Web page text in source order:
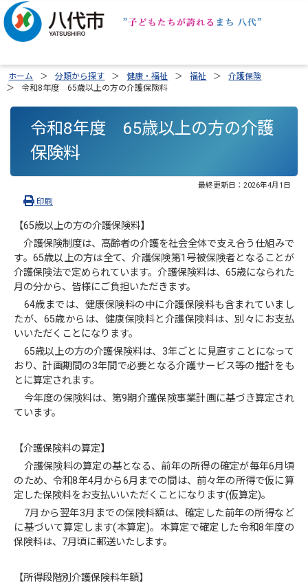
ホーム 分類から探す 健康・福祉 福祉
介護保険
令和8年度 65歳以上の方の介護保険料
令和8年度 65歳以上の方の介護
保険料
最終更新日： 2026年4月1日
印刷
【65歳以上の方の介護保険料】
介護保険制度は、高齢者の介護を社会全体で支え合う仕組みで
す。65歳以上の方は全て、介護保険第1号被保険者となることが
介護保険法で定められています。介護保険料は、65歳になられた
月の分から、皆様にご負担いただきます。
64歳までは、健康保険料の中に介護保険料も含まれていまし
たが、65歳からは、健康保険料と介護保険料は、別々にお支払
いいただくことになります。
65歳以上の方の介護保険料は、3年ごとに見直すことになって
おり、計画期間の3年間で必要となる介護サービス等の推計をも
とに算定されます。
今年度の保険料は、第9期介護保険事業計画に基づき算定され
ています。
【介護保険料の算定】
介護保険料の算定の基となる、前年の所得の確定が毎年6月頃
のため、令和8年4月から6月までの間は、前々年の所得で仮に算
定した保険料をお支払いいただくことになります(仮算定)。
7月から翌年3月までの保険料額は、確定した前年の所得など
に基づいて算定します(本算定)。本算定で確定した令和8年度の
保険料は、7月頃に郵送いたします。
【所得段階別介護保険料年額】